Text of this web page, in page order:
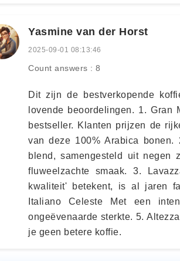
Yasmine van der Horst
2025-09-01 08:13:46
Count answers : 8
Dit zijn de bestverkopende
lovende beoordelingen. 1. Gran
bestseller. Klanten prijzen de
van deze 100% Arabica
blend, samengesteld uit negen
fluweelzachte smaak. 3.
kwaliteit' betekent, is al jaren
Italiano Celeste Met een
ongeëvenaarde sterkte. 5.
je geen betere koffie.